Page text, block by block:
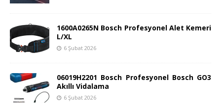
1600A0265N Bosch Profesyonel Alet Kemeri
L/XL
6 Şubat 2026
06019H2201 Bosch Profesyonel Bosch GO3
Akıllı Vidalama
6 Şubat 2026